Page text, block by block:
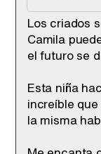
Los criados
Camila
el futuro se
Esta niña
increíble
la misma